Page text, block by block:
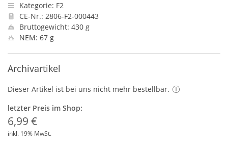
Kategorie: F2
CE-Nr.: 2806-F2-000443
Bruttogewicht: 430 g
NEM: 67 g
Archivartikel
Dieser Artikel ist bei uns nicht mehr bestellbar.
letzter Preis im Shop:
6,99 €
inkl. 19% MwSt.